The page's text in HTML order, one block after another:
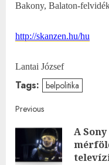
Bakony, Balaton-
http://skanzen.hu/hu
Lantai József
Tags: belpolitika
Post
navigation
Previous
A